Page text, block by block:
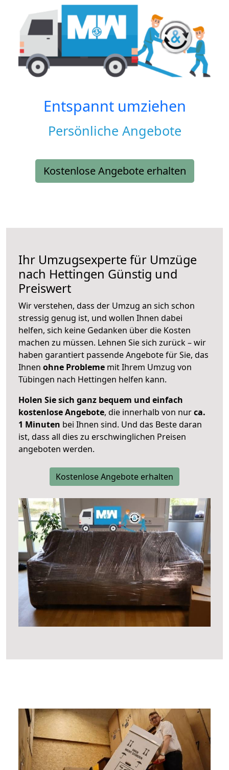
Entspannt umziehen
Persönliche Angebote
Kostenlose Angebote erhalten
Ihr Umzugsexperte für Umzüge
nach Hettingen Günstig und
Preiswert
Wir verstehen, dass der Umzug an sich schon
stressig genug ist, und wollen Ihnen dabei
helfen, sich keine Gedanken über die Kosten
machen zu müssen. Lehnen Sie sich zurück – wir
haben garantiert passende Angebote für Sie, das
Ihnen ohne Probleme mit Ihrem Umzug von
Tübingen nach Hettingen helfen kann.
Holen Sie sich ganz bequem und einfach
kostenlose Angebote, die innerhalb von nurca.
1 Minuten bei Ihnen sind. Und das Beste daran
ist, dass all dies zu erschwinglichen Preisen
angeboten werden.
Kostenlose Angebote erhalten